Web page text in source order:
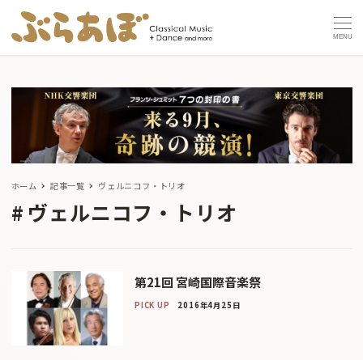
MENU
ホーム 記事一覧 ヴェルニコフ・トリオ
ヴェルニコフ・トリオ
第21回 宮崎国際音楽祭
PICK UP 2016年4月25日